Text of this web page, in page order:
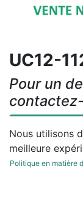
UC12-
Pour un
Conditions
Nous utilisons
meilleure
Politique en matière